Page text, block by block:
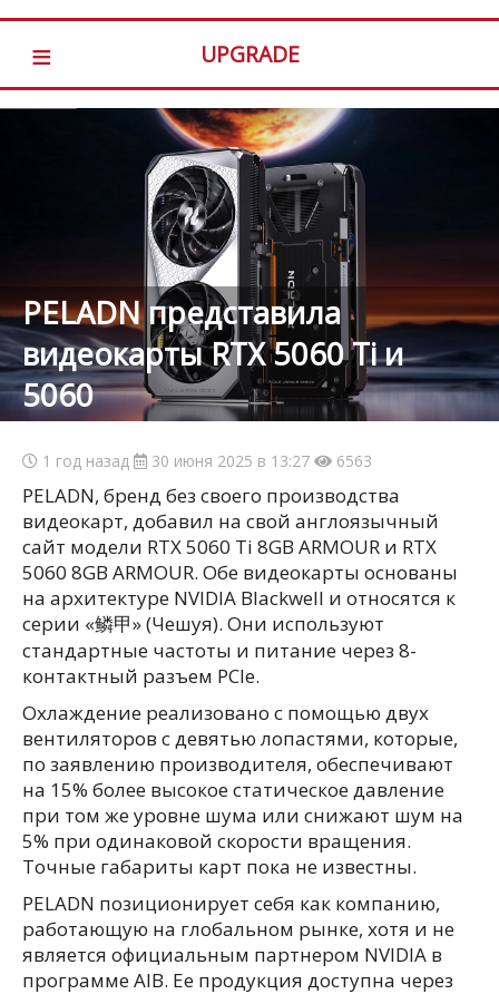
≡ UPGRADE
PELADN представила
видеокарты RTX 5060 Ti и
5060
1 год назад 30 июня 2025 в 13:27 6563
PELADN, бренд без своего производства
видеокарт, добавил на свой англоязычный
сайт модели RTX 5060 Ti 8GB ARMOUR и RTX
5060 8GB ARMOUR. Обе видеокарты основаны
на архитектуре NVIDIA Blackwell и относятся к
серии «鳞甲» (Чешуя). Они используют
стандартные частоты и питание через 8-
контактный разъем PCIe.
Охлаждение реализовано с помощью двух
вентиляторов с девятью лопастями, которые,
по заявлению производителя, обеспечивают
на 15% более высокое статическое давление
при том же уровне шума или снижают шум на
5% при одинаковой скорости вращения.
Точные габариты карт пока не известны.
PELADN позиционирует себя как компанию,
работающую на глобальном рынке, хотя и не
является официальным партнером NVIDIA в
программе AIB. Ее продукция доступна через